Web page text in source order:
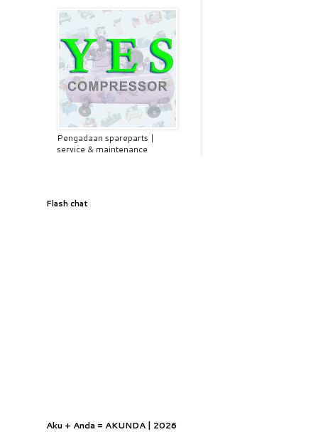
Pengadaan spareparts |
service & maintenance
Flash chat
Aku + Anda = AKUNDA | 2026